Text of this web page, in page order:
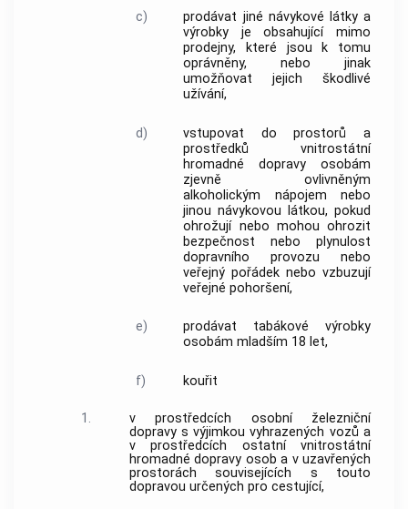
c)
prodávat jiné návykové látky a
výrobky je obsahující mimo
prodejny, které jsou k tomu
oprávněny, nebo jinak
umožňovat jejich škodlivé
užívání,
d)
vstupovat do prostorů a
prostředků vnitrostátní
hromadné dopravy osobám
zjevně ovlivněným
alkoholickým nápojem nebo
jinou návykovou látkou, pokud
ohrožují nebo mohou ohrozit
bezpečnost nebo plynulost
dopravního provozu nebo
veřejný pořádek nebo vzbuzují
veřejné pohoršení,
e)
prodávat tabákové výrobky
osobám mladším 18 let,
f) kouřit
1.
v prostředcích osobní železniční
dopravy s výjimkou vyhrazených vozů a
v prostředcích ostatní vnitrostátní
hromadné dopravy osob a v uzavřených
prostorách souvisejících s touto
dopravou určených pro cestující,